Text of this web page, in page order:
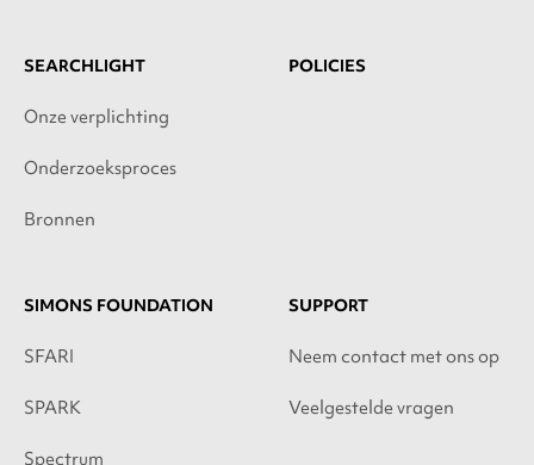
SEARCHLIGHT
Onze verplichting
Onderzoeksproces
Bronnen
POLICIES
SIMONS FOUNDATION
SFARI
SPARK
Spectrum
SUPPORT
Neem contact met ons op
Veelgestelde vragen